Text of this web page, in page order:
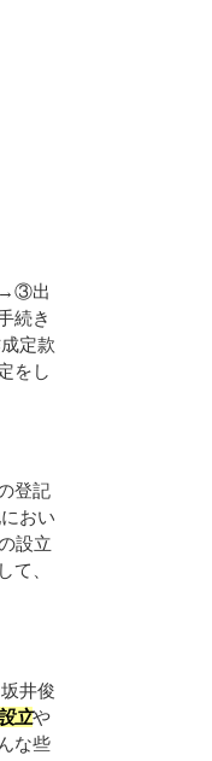
→③出
続き
定款
をし
登記
おい
設立
て、
井俊
立や
な些